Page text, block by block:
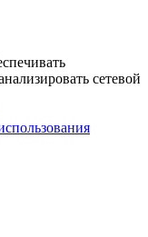
сетевой